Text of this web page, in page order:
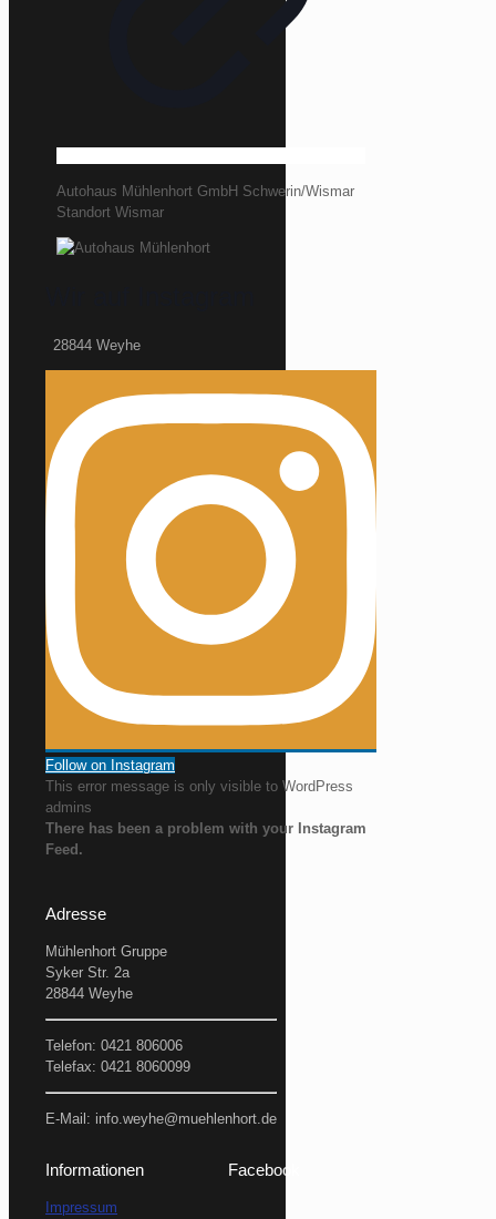
Autohaus Mühlenhort GmbH Schwerin/Wismar
Standort Wismar
Follow on Instagram
This error message is only visible to WordPress
admins
There has been a problem with your Instagram
Feed.
Adresse
Mühlenhort Gruppe
Syker Str. 2a
28844 Weyhe
Telefon: 0421 806006
Telefax: 0421 8060099
E-Mail: info.weyhe@muehlenhort.de
Informationen
Impressum
Facebook
28844 Weyhe